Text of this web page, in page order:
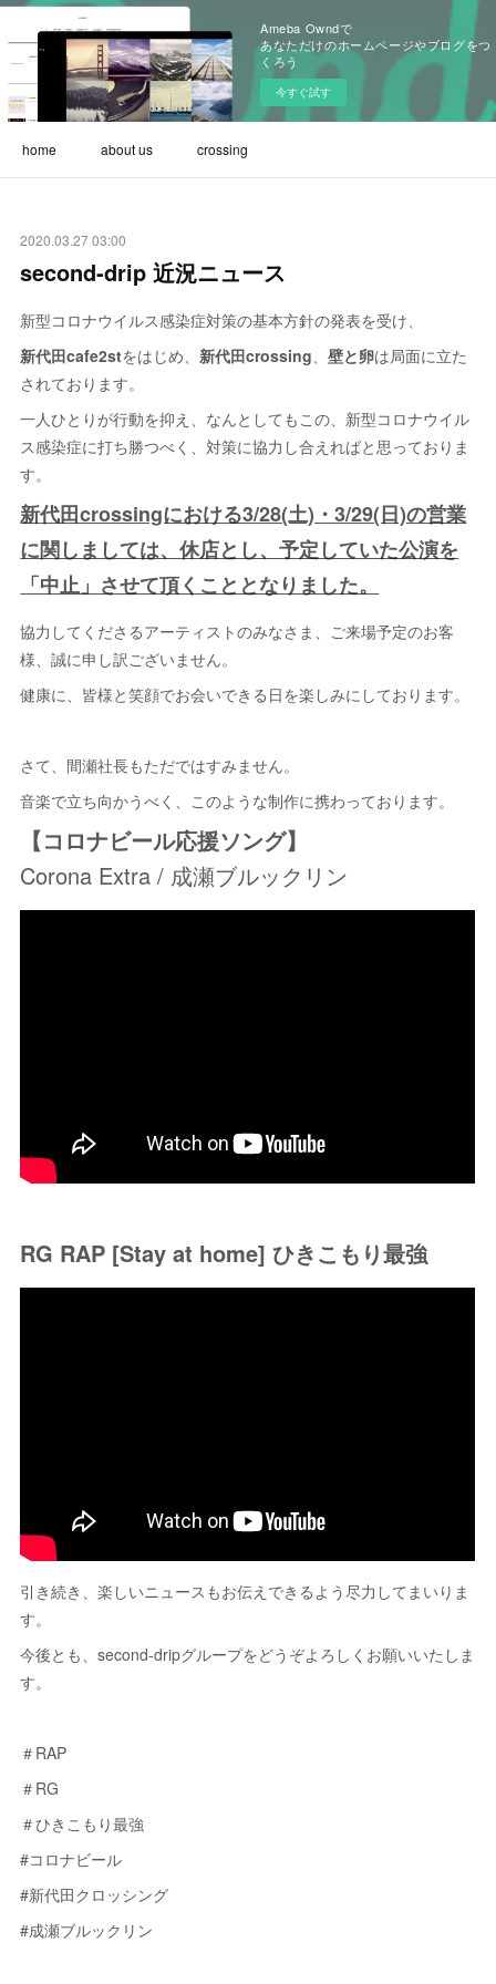
Ameba Owndで
あなただけのホームページやブログをつ
くろう
今すぐ試す
home about us crossing
2020.03.27 03:00
second-drip 近況ニュース
新型コロナウイルス感染症対策の基本方針の発表を受け、
新代田cafe2stをはじめ、新代田crossing、壁と卵は局面に立た
されております。
一人ひとりが行動を抑え、なんとしてもこの、新型コロナウイル
ス感染症に打ち勝つべく、対策に協力し合えればと思っておりま
す。
新代田crossingにおける3/28(土)・3/29(日)の営業
に関しましては、休店とし、予定していた公演を
「中止」させて頂くこととなりました。
協力してくださるアーティストのみなさま、ご来場予定のお客
様、誠に申し訳ございません。
健康に、皆様と笑顔でお会いできる日を楽しみにしております。
さて、間瀬社長もただではすみません。
音楽で立ち向かうべく、このような制作に携わっております。
【コロナビール応援ソング】
Corona Extra / 成瀬ブルックリン
RG RAP [Stay at home] ひきこもり最強
引き続き、楽しいニュースもお伝えできるよう尽力してまいりま
す。
今後とも、second-dripグループをどうぞよろしくお願いいたしま
す。
＃RAP
＃RG
＃ひきこもり最強
#コロナビール
#新代田クロッシング
#成瀬ブルックリン